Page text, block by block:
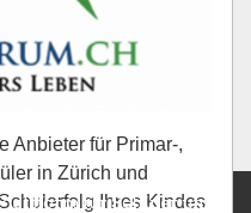
Anbieter für Primar-,
in Zürich und
Ihres Kindes
für Schüler und